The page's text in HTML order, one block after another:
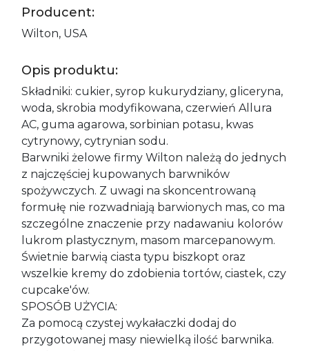
Producent:
Wilton, USA
Opis produktu:
Składniki: cukier, syrop kukurydziany, gliceryna,
woda, skrobia modyfikowana, czerwień Allura
AC, guma agarowa, sorbinian potasu, kwas
cytrynowy, cytrynian sodu.
Barwniki żelowe firmy Wilton należą do jednych
z najczęściej kupowanych barwników
spożywczych. Z uwagi na skoncentrowaną
formułę nie rozwadniają barwionych mas, co ma
szczególne znaczenie przy nadawaniu kolorów
lukrom plastycznym, masom marcepanowym.
Świetnie barwią ciasta typu biszkopt oraz
wszelkie kremy do zdobienia tortów, ciastek, czy
cupcake'ów.
SPOSÓB UŻYCIA:
Za pomocą czystej wykałaczki dodaj do
przygotowanej masy niewielką ilość barwnika.